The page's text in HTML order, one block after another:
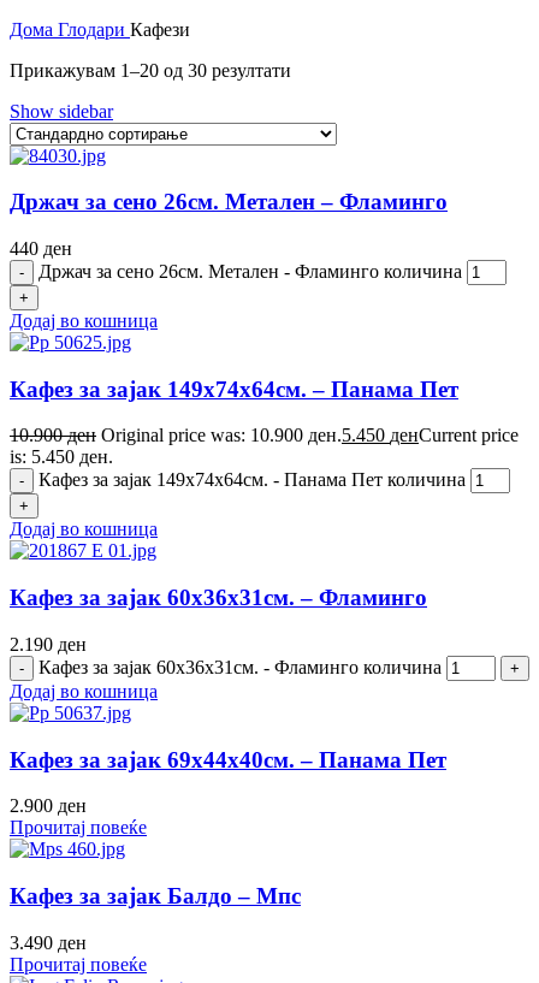
Дома Глодари Кафези
Прикажувам 1–20 од 30 резултати
Show sidebar
Држач за сено 26см. Метален – Фламинго
440 ден
Држач за сено 26см. Метален - Фламинго количина
Додај во кошница
Кафез за зајак 149х74х64см. – Панама Пет
10.900ден Original price was: 10.900 ден.5.450 денCurrent price
is: 5.450 ден.
Кафез за зајак 149х74х64см. - Панама Пет количина
Додај во кошница
Кафез за зајак 60х36х31см. – Фламинго
2.190 ден
Кафез за зајак 60х36х31см. - Фламинго количина
Додај во кошница
Кафез за зајак 69х44х40см. – Панама Пет
2.900 ден
Прочитај повеќе
Кафез за зајак Балдо – Мпс
3.490 ден
Прочитај повеќе